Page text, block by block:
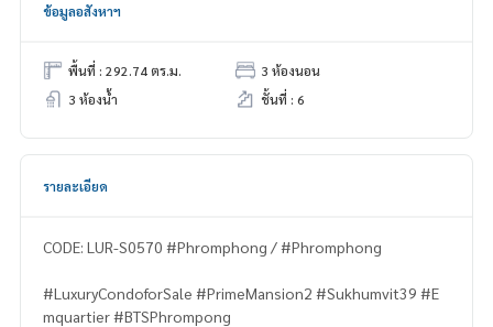
ข้อมูลอสังหาฯ
พื้นที่ : 292.74 ตร.ม.
3 ห้องนอน
3 ห้องน้ำ
ชั้นที่ : 6
รายละเอียด
CODE: LUR-S0570 #Phromphong / #Phromphong
#LuxuryCondoforSale #PrimeMansion2 #Sukhumvit39 #E
mquartier #BTSPhrompong